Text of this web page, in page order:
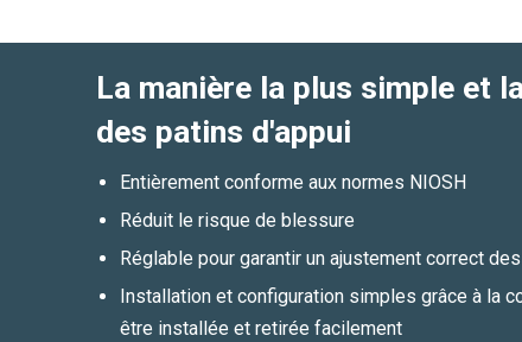
La manière la plus simple et
des patins d'appui
Entièrement conforme aux normes NIOSH
Réduit le risque de blessure
Réglable pour garantir un ajustement correct
Installation et configuration simples grâce à la
être installée et retirée facilement